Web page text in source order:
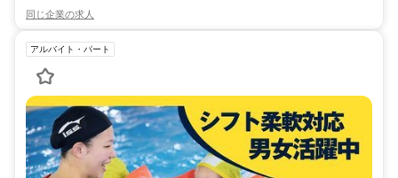
同じ企業の求人
アルバイト・パート